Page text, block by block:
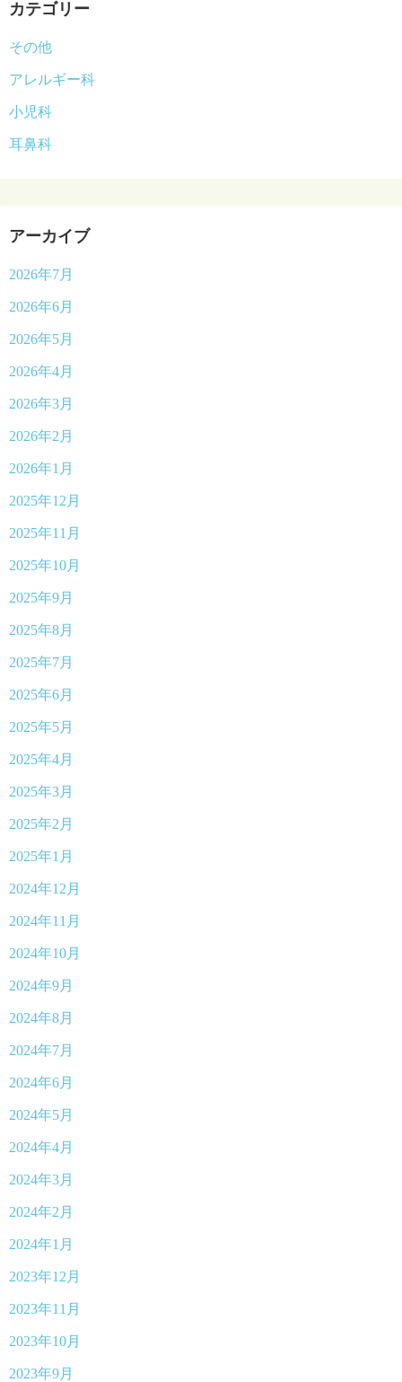
カテゴリー
その他
アレルギー科
小児科
耳鼻科
アーカイブ
2026年7月
2026年6月
2026年5月
2026年4月
2026年3月
2026年2月
2026年1月
2025年12月
2025年11月
2025年10月
2025年9月
2025年8月
2025年7月
2025年6月
2025年5月
2025年4月
2025年3月
2025年2月
2025年1月
2024年12月
2024年11月
2024年10月
2024年9月
2024年8月
2024年7月
2024年6月
2024年5月
2024年4月
2024年3月
2024年2月
2024年1月
2023年12月
2023年11月
2023年10月
2023年9月